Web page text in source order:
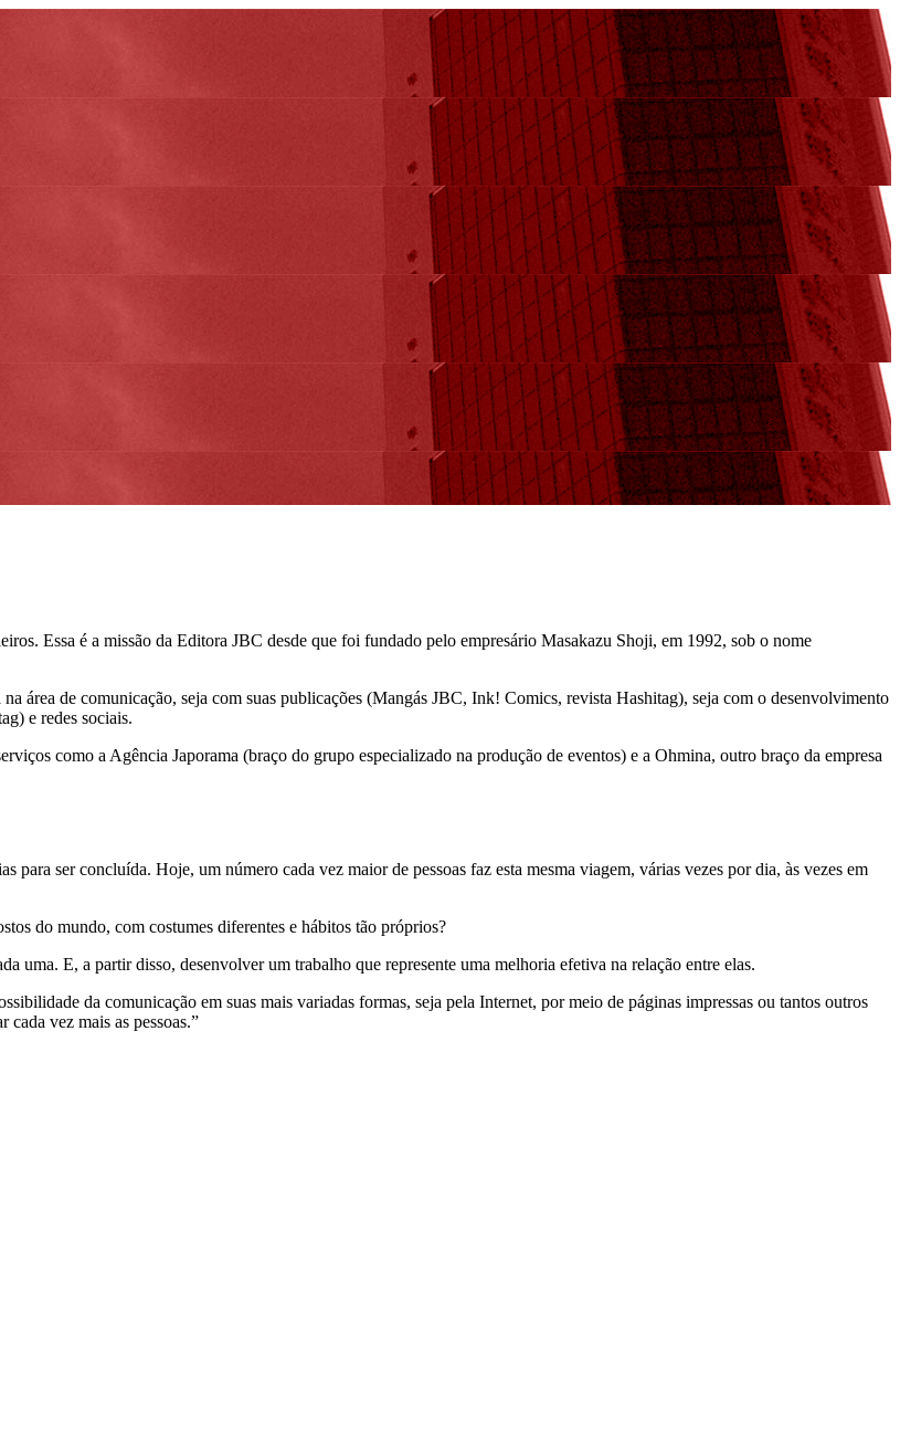
Essa é a missão da Editora JBC desde que foi fundado pelo empresário Masakazu Shoji, em 1992, sob o nome
área de comunicação, seja com suas publicações (Mangás JBC, Ink! Comics, revista Hashitag), seja com o desenvolvimento
e redes sociais.
como a Agência Japorama (braço do grupo especializado na produção de eventos) e a Ohmina, outro braço da empresa
ser concluída. Hoje, um número cada vez maior de pessoas faz esta mesma viagem, várias vezes por dia, às vezes em
do mundo, com costumes diferentes e hábitos tão próprios?
uma. E, a partir disso, desenvolver um trabalho que represente uma melhoria efetiva na relação entre elas.
da comunicação em suas mais variadas formas, seja pela Internet, por meio de páginas impressas ou tantos outros
vez mais as pessoas.”